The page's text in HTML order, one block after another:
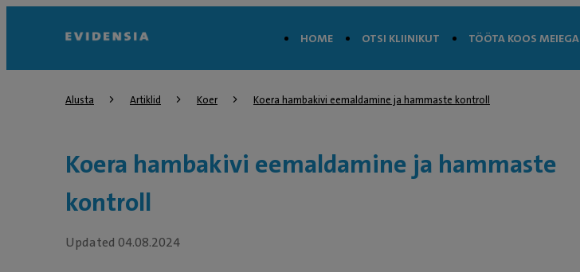
HOME OTSI KLIINIKUT TÖÖTA KOOS MEIEGA
Alusta Artiklid Koer Koera hambakivi eemaldamine ja hammaste kontroll
Koera hambakivi eemaldamine ja hammaste
kontroll
Updated 04.08.2024